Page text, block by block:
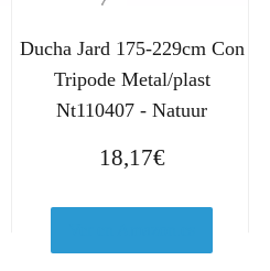
Ducha Jard 175-229cm Con
Tripode Metal/plast
Nt110407 - Natuur
18,17€